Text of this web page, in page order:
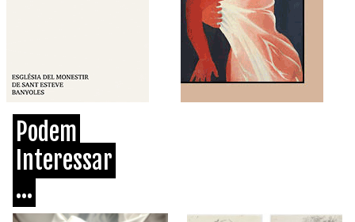
Podem
Interessar
...